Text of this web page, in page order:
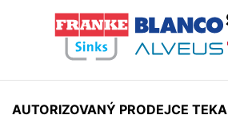
AUTORIZOVANÝ PRODEJCE TEKA